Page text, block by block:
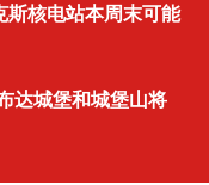
斯核电站本周末可能
达城堡和城堡山将